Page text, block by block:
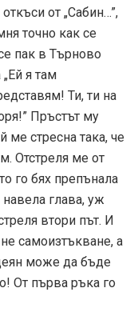
от „Сабин…”,
точно как се
пак в Търново
я там
Ти, ти на
Пръстът му
стресна така, че
Отстреля ме от
го бях препънала
навела глава, уж
втори път. И
самоизтъкване, а
може да бъде
От първа ръка го